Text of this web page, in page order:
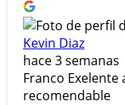
Kevin Diaz
hace 3 semanas
Franco
recomendable